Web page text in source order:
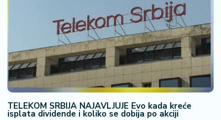
TELEKOM SRBIJA NAJAVLJUJE Evo kada kreće
isplata dividende i koliko se dobija po akciji